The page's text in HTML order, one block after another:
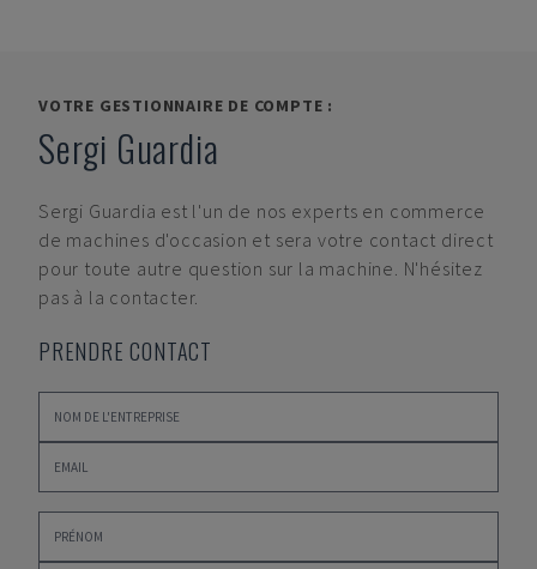
VOTRE GESTIONNAIRE DE COMPTE :
Sergi Guardia
Sergi Guardia est l'un de nos experts en commerce
de machines d'occasion et sera votre contact direct
pour toute autre question sur la machine. N'hésitez
pas à la contacter.
PRENDRE CONTACT